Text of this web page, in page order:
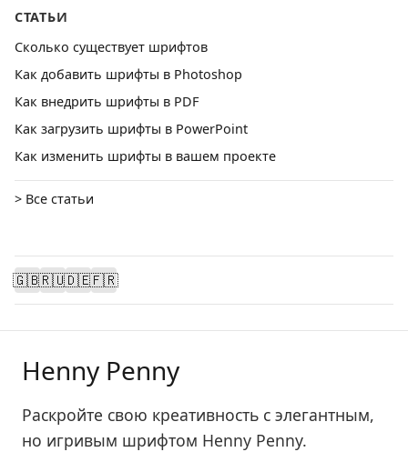
СТАТЬИ
Сколько существует шрифтов
Как добавить шрифты в Photoshop
Как внедрить шрифты в PDF
Как загрузить шрифты в PowerPoint
Как изменить шрифты в вашем проекте
> Все статьи
🇬🇧🇷🇺🇩🇪🇫🇷
Henny Penny
Раскройте свою креативность с элегантным,
но игривым шрифтом Henny Penny.